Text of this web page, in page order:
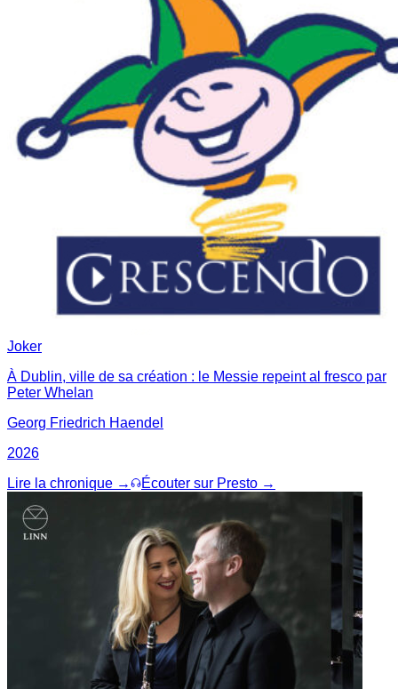
Joker
À Dublin, ville de sa création : le Messie repeint al fresco par
Peter Whelan
Georg Friedrich Haendel
2026
Lire la chronique →
Écouter sur Presto →